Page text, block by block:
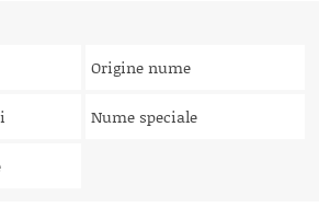
Origine nume
Nume speciale